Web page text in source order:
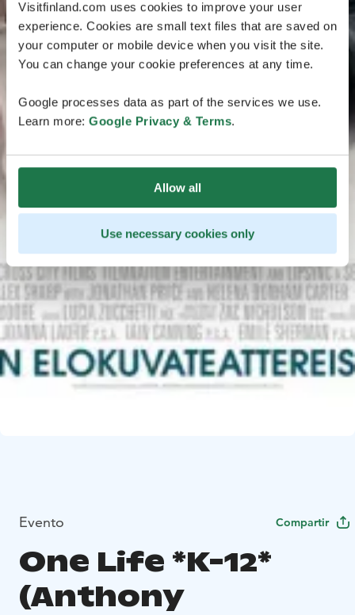
Visitfinland.com uses cookies to improve your user
experience. Cookies are small text files that are saved on
your computer or mobile device when you visit the site.
You can change your cookie preferences at any time.
Google processes data as part of the services we use.
Learn more: Google Privacy & Terms.
Allow all
Use necessary cookies only
Evento Compartir
One Life *K-12*
(Anthony